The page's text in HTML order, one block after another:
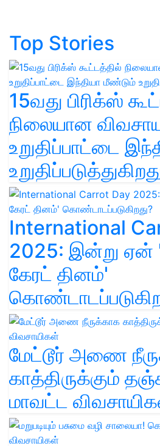
Top Stories
15வது பிரிக்ஸ்
நிலையான
உறுதிப்பாட்டை
International
2025: இன்று ஏன்
கேரட் தினம்'
மேட்டூர் அணை
காத்திருக்கும்
மாவட்ட